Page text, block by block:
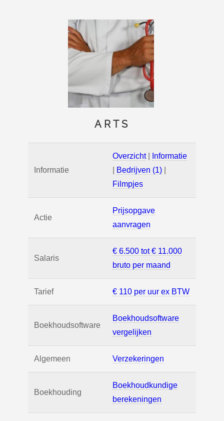
ARTS
Informatie
Overzicht|
Informatie
Bedrijven (1)
Filmpjes
Actie
Prijsopgave
aanvragen
Salaris
€ 6.500 tot € 11.000
bruto per maand
Tarief € 110 per uur ex BTW
Boekhoudsoftware
Boekhoudsoftware
vergelijken
Algemeen Verzekeringen
Boekhouding
Boekhoudkundige
berekeningen